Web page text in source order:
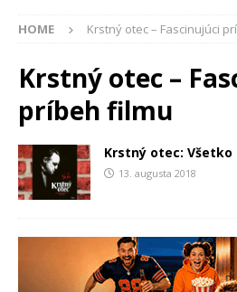
HOME Krstný otec – Fascinujúci
Krstný otec –
príbeh filmu
Krstný otec:
13. augusta 2018